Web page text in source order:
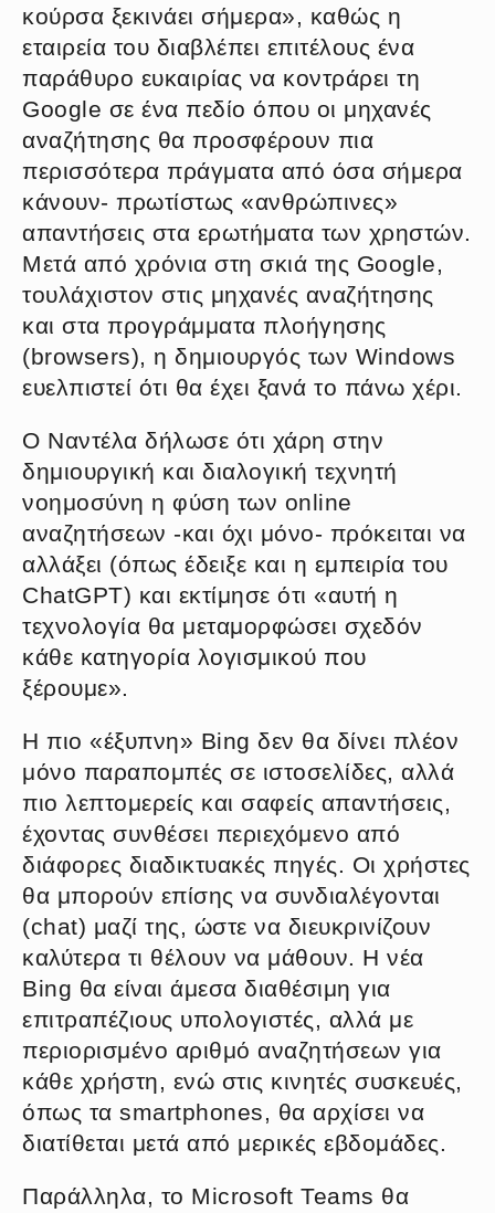
κούρσα ξεκινάει σήμερα», καθώς η
εταιρεία του διαβλέπει επιτέλους ένα
παράθυρο ευκαιρίας να κοντράρει τη
Google σε ένα πεδίο όπου οι μηχανές
αναζήτησης θα προσφέρουν πια
περισσότερα πράγματα από όσα σήμερα
κάνουν- πρωτίστως «ανθρώπινες»
απαντήσεις στα ερωτήματα των χρηστών.
Μετά από χρόνια στη σκιά της Google,
τουλάχιστον στις μηχανές αναζήτησης
και στα προγράμματα πλοήγησης
(browsers), η δημιουργός των Windows
ευελπιστεί ότι θα έχει ξανά το πάνω χέρι.
Ο Ναντέλα δήλωσε ότι χάρη στην
δημιουργική και διαλογική τεχνητή
νοημοσύνη η φύση των online
αναζητήσεων -και όχι μόνο- πρόκειται να
αλλάξει (όπως έδειξε και η εμπειρία του
ChatGPT) και εκτίμησε ότι «αυτή η
τεχνολογία θα μεταμορφώσει σχεδόν
κάθε κατηγορία λογισμικού που
ξέρουμε».
Η πιο «έξυπνη» Bing δεν θα δίνει πλέον
μόνο παραπομπές σε ιστοσελίδες, αλλά
πιο λεπτομερείς και σαφείς απαντήσεις,
έχοντας συνθέσει περιεχόμενο από
διάφορες διαδικτυακές πηγές. Οι χρήστες
θα μπορούν επίσης να συνδιαλέγονται
(chat) μαζί της, ώστε να διευκρινίζουν
καλύτερα τι θέλουν να μάθουν. Η νέα
Bing θα είναι άμεσα διαθέσιμη για
επιτραπέζιους υπολογιστές, αλλά με
περιορισμένο αριθμό αναζητήσεων για
κάθε χρήστη, ενώ στις κινητές συσκευές,
όπως τα smartphones, θα αρχίσει να
διατίθεται μετά από μερικές εβδομάδες.
Παράλληλα, το Microsoft Teams θα